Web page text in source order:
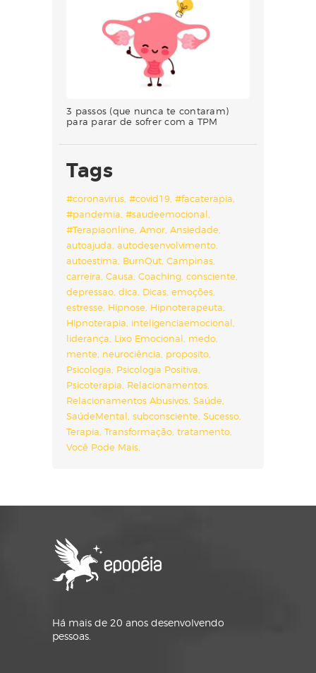
3 passos (que nunca te contaram)
para parar de sofrer com a TPM
Tags
#coronavirus #covid19 #facaterapia
#pandemia #saudeemocional
#Terapiaonline Amor Ansiedade
autoajuda autodesenvolvimento
autoestima BurnOut Campinas
carreira Causa Coaching consciente
depressao dica Dicas emoções
estresse Hipnose Hipnoterapeuta
Hipnoterapia inteligenciaemocional
liderança Lixo Emocional medo
mente neurociência proposito
Psicologia Psicologia Positiva
Psicoterapia Relacionamentos
Relacionamentos Abusivos Saúde
SaúdeMental subconsciente Sucesso
Terapia Transformação tratamento
Você Pode Mais
Há mais de 20 anos desenvolvendo
pessoas.